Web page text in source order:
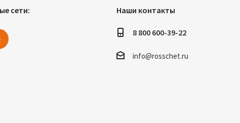
сети: Наши контакты
8 800 600-39-22
info@rosschet.ru